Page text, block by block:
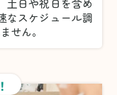
土日や祝日を含め
なスケジュール調
せん。